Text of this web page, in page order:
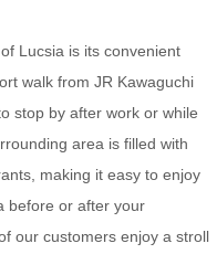
Lucsia is its convenient
walk from JR Kawaguchi
stop by after work or while
area is filled with
making it easy to enjoy
before or after your
our customers enjoy a stroll